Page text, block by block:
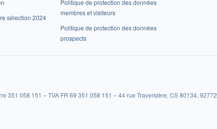
sélection 2024
Politique de protection des données
membres et visiteurs
Politique de protection des données
prospects
351 058 151 – TVA FR 69 351 058 151 – 44 rue Traversière, CS 80134, 92772